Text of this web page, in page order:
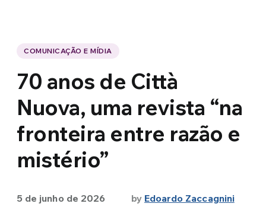
COMUNICAÇÃO E MÍDIA
70 anos de Città
Nuova, uma revista “na
fronteira entre razão e
mistério”
5 de junho de 2026 by Edoardo Zaccagnini